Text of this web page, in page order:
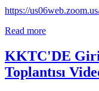
https://
Read more
KKTC'DE
Toplantısı